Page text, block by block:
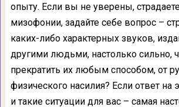
опыту. Если вы не уверены,
мизофонии, задайте себе вопрос –
каких-либо характерных звуков,
другими людьми, настолько сильно,
прекратить их любым способом, от
физического насилия? Если ответ на
и такие ситуации для вас – самая